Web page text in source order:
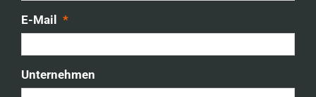
E-Mail *
Unternehmen